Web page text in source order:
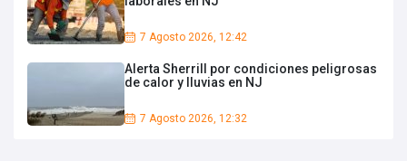
7 Agosto 2026, 12:42
Alerta Sherrill por condiciones peligrosas
de calor y lluvias en NJ
7 Agosto 2026, 12:32